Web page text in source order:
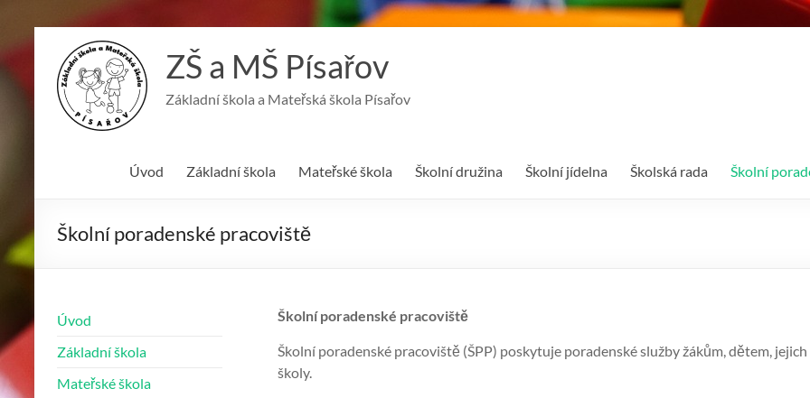
content
ZŠ a MŠ Písařov
Základní škola a Mateřská škola Písařov
Úvod Základní škola Mateřské škola Školní družina Školní jídelna Školská rada Školní
Školní poradenské pracoviště
Školní poradenské pracoviště
Školní poradenské pracoviště (ŠPP) poskytuje poradenské služby žákům, dětem,
školy.
Úvod
Základní škola
Mateřské škola